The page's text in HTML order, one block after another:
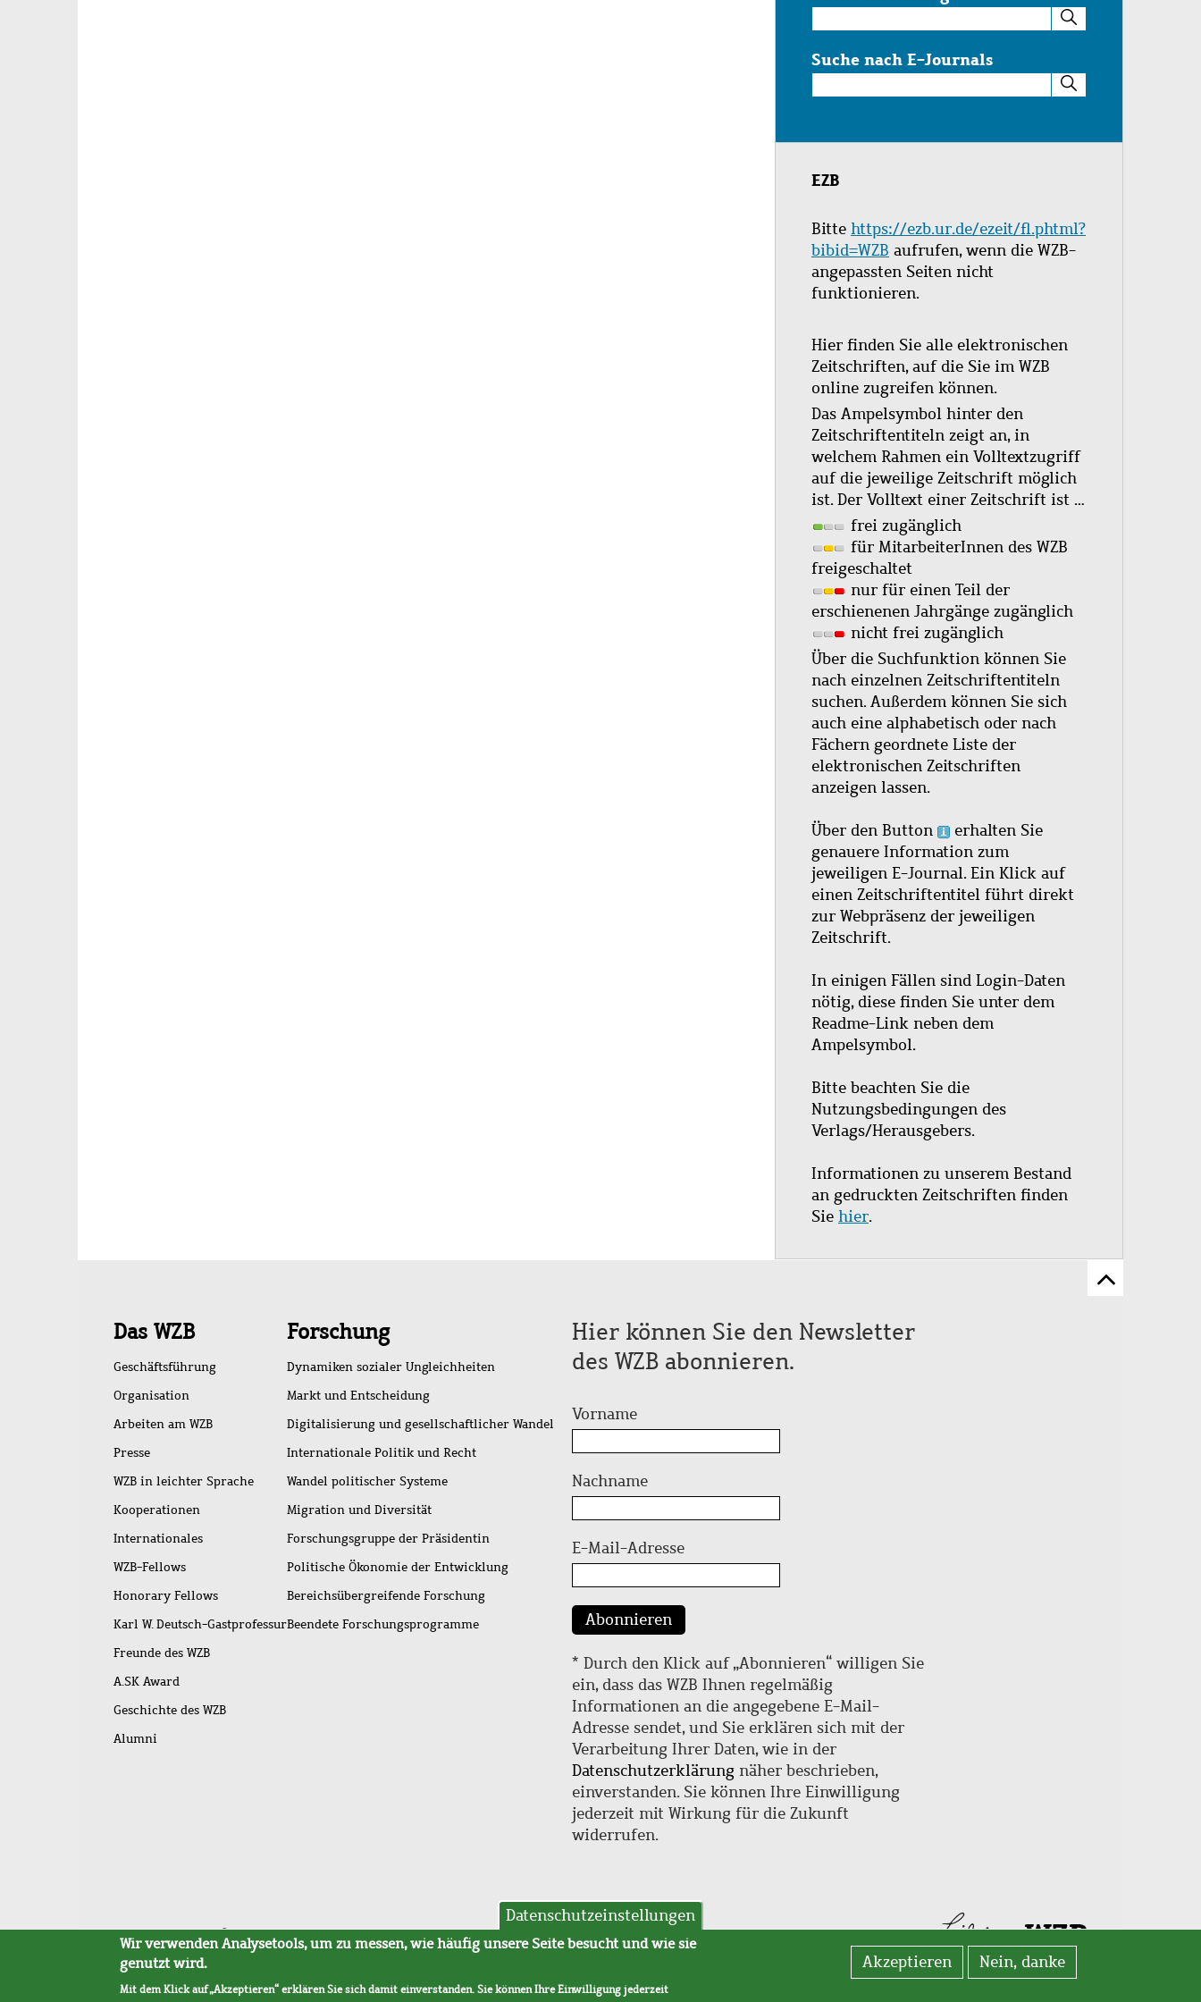
im
Katalog
Suche nach E-Journals
nach
Journals
EZB
Bitte https://ezb.ur.de/ezeit/fl.phtml?
bibid=WZB aufrufen, wenn die WZB-
angepassten Seiten nicht
funktionieren.
Hier finden Sie alle elektronischen
Zeitschriften, auf die Sie im WZB
online zugreifen können.
Das Ampelsymbol hinter den
Zeitschriftentiteln zeigt an, in
welchem Rahmen ein Volltextzugriff
auf die jeweilige Zeitschrift möglich
ist. Der Volltext einer Zeitschrift ist …
frei zugänglich
für MitarbeiterInnen des WZB
freigeschaltet
nur für einen Teil der
erschienenen Jahrgänge zugänglich
nicht frei zugänglich
Über die Suchfunktion können Sie
nach einzelnen Zeitschriftentiteln
suchen. Außerdem können Sie sich
auch eine alphabetisch oder nach
Fächern geordnete Liste der
elektronischen Zeitschriften
anzeigen lassen.
Über den Button
erhalten Sie
genauere Information zum
jeweiligen E-Journal. Ein Klick auf
einen Zeitschriftentitel führt direkt
zur Webpräsenz der jeweiligen
Zeitschrift.
In einigen Fällen sind Login-Daten
nötig, diese finden Sie unter dem
Readme-Link neben dem
Ampelsymbol.
Bitte beachten Sie die
Nutzungsbedingungen des
Verlags/Herausgebers.
Informationen zu unserem Bestand
an gedruckten Zeitschriften finden
Sie hier.
Zum
Schnellzugriff
Das WZB
Geschäftsführung
Organisation
Arbeiten am WZB
Presse
WZB in leichter Sprache
Kooperationen
Internationales
WZB-Fellows
Honorary Fellows
Karl W. Deutsch-Gastprofessur
Freunde des WZB
A.SK Award
Geschichte des WZB
Alumni
Forschung
Dynamiken sozialer Ungleichheiten
Markt und Entscheidung
Digitalisierung und gesellschaftlicher Wandel
Internationale Politik und Recht
Wandel politischer Systeme
Migration und Diversität
Forschungsgruppe der Präsidentin
Politische Ökonomie der Entwicklung
Bereichsübergreifende Forschung
Beendete Forschungsprogramme
Hier können Sie den Newsletter
des WZB abonnieren.
Vorname
Nachname
E-Mail-Adresse
Abonnieren
* Durch den Klick auf „Abonnieren“ willigen Sie
ein, dass das WZB Ihnen regelmäßig
Informationen an die angegebene E-Mail-
Adresse sendet, und Sie erklären sich mit der
Verarbeitung Ihrer Daten, wie in der
Datenschutzerklärung näher beschrieben,
einverstanden. Sie können Ihre Einwilligung
jederzeit mit Wirkung für die Zukunft
widerrufen.
Fußleistenmenü
SitemapBarrierefreiheitImpressumDatenschutzAVB
Datenschutzeinstellungen
Wir verwenden Analysetools, um zu messen, wie häufig unsere Seite besucht und wie sie
genutzt wird.
Mit dem Klick auf „Akzeptieren“ erklären Sie sich damit einverstanden. Sie können Ihre Einwilligung jederzeit
Akzeptieren Nein, danke